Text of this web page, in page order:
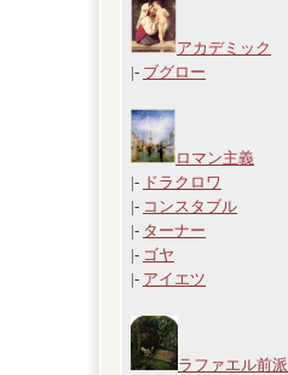
アカデミック
|- ブグロー
ロマン主義
|- ドラクロワ
|- コンスタブル
|- ターナー
|- ゴヤ
|- アイエツ
ラファエル前派